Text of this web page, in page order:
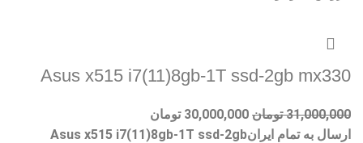
Asus x515 i7(11)8gb-1T ssd-2gb mx330
31,000,000 تومان 30,000,000 تومان
ارسال به تمام ایرانAsus x515 i7(11)8gb-1T ssd-2gb